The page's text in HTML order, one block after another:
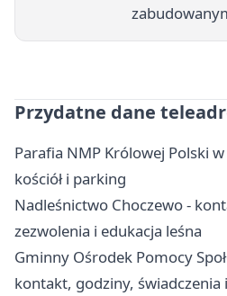
Przydatne dane
Parafia NMP Królowej Polski
kościół i parking
Nadleśnictwo Choczewo -
zezwolenia i edukacja leśna
Gminny Ośrodek Pomocy
kontakt, godziny, świadczenia